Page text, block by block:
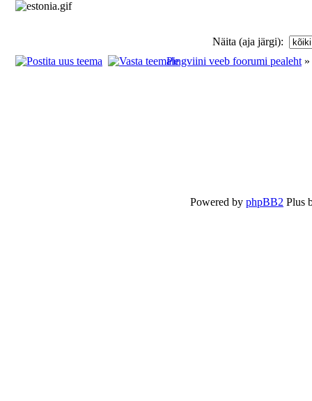
Näita (aja järgi):
Pingviini veeb foorumi pealeht »
Powered by phpBB2 Plus